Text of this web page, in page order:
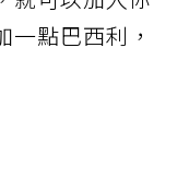
點巴西利，